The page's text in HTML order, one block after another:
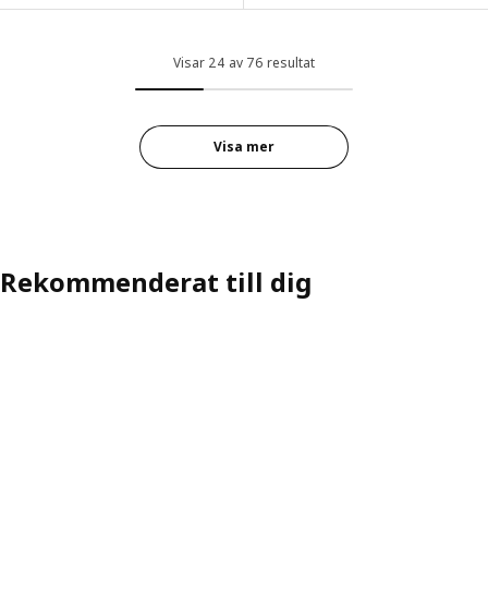
METOD, 1 front för diskmaskin, Veddinge vit, 60 cm
METOD, 1 front för diskmaskin, Lerhyttan ljusgrå, 60 cm
Variant: FORSBACKA, Dörr, ek,
Variant: FORSBACKA, Dörr, ek,
Visar 24 av 76 resultat
Visa mer
Rekommenderat till dig